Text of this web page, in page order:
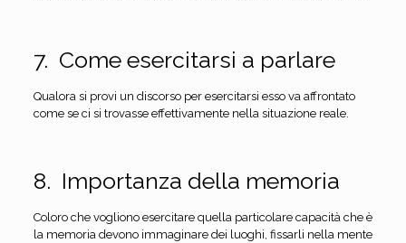
7. Come esercitarsi a parlare
Qualora si provi un discorso per esercitarsi esso va affrontato
come se ci si trovasse effettivamente nella situazione reale.
8. Importanza della memoria
Coloro che vogliono esercitare quella particolare capacità che è
la memoria devono immaginare dei luoghi, fissarli nella mente